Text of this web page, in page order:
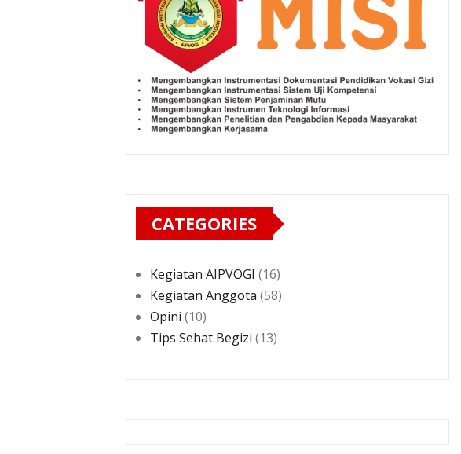
CATEGORIES
Kegiatan AIPVOGI (16)
Kegiatan Anggota (58)
Opini (10)
Tips Sehat Begizi (13)